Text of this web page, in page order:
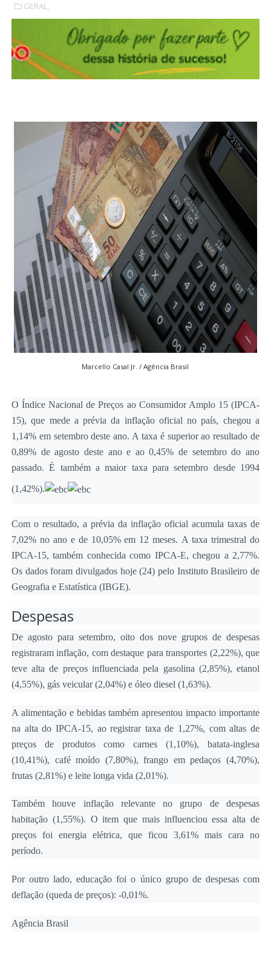
GERAL,
Marcello Casal Jr. / Agência Brasil
O Índice Nacional de Preços ao Consumidor Amplo 15 (IPCA-
15), que mede a prévia da inflação oficial no país, chegou a
1,14% em setembro deste ano. A taxa é superior ao resultado de
0,89% de agosto deste ano e ao 0,45% de setembro do ano
passado. É também a maior taxa para setembro desde 1994
(1,42%).
Com o resultado, a prévia da inflação oficial acumula taxas de
7,02% no ano e de 10,05% em 12 meses. A taxa trimestral do
IPCA-15, também conhecida como IPCA-E, chegou a 2,77%.
Os dados foram divulgados hoje (24) pelo Instituto Brasileiro de
Geografia e Estatística (IBGE).
Despesas
De agosto para setembro, oito dos nove grupos de despesas
registraram inflação, com destaque para transportes (2,22%), que
teve alta de preços influenciada pela gasolina (2,85%), etanol
(4,55%), gás veicular (2,04%) e óleo diesel (1,63%).
A alimentação e bebidas também apresentou impacto importante
na alta do IPCA-15, ao registrar taxa de 1,27%, com altas de
preços de produtos como carnes (1,10%), batata-inglesa
(10,41%), café moído (7,80%), frango em pedaços (4,70%),
frutas (2,81%) e leite longa vida (2,01%).
Também houve inflação relevante no grupo de despesas
habitação (1,55%). O item que mais influenciou essa alta de
preços foi energia elétrica, que ficou 3,61% mais cara no
período.
Por outro lado, educação foi o único grupo de despesas com
deflação (queda de preços): -0,01%.
Agência Brasil